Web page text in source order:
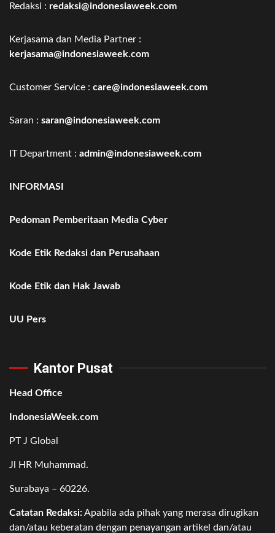
Redaksi : redaksi@indonesiaweek.com
Kerjasama dan Media Partner :
kerjasama@indonesiaweek.com
Customer Service : care@indonesiaweek.com
Saran : saran@indonesiaweek.com
IT Department : admin@indonesiaweek.com
INFORMASI
Pedoman Pemberitaan Media Cyber
Kode Etik Redaksi dan Perusahaan
Kode Etik dan Hak Jawab
UU Pers
Kantor Pusat
Head Office
IndonesiaWeek.com
PT J Global
Jl HR Muhammad.
Surabaya – 60226.
Catatan Redaksi:Apabila ada pihak yang merasa dirugikan
dan/atau keberatan dengan penayangan artikel dan/atau